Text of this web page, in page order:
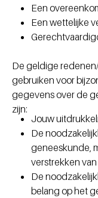
Een
Een wettelijke
De geldige
gebruiken voor
gegevens over de
zijn:
Jouw
De
geneeskunde,
verstrekken
De
belang op het